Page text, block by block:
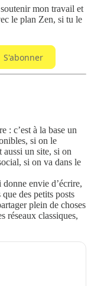
mon travail et
le plan Zen, si tu le
S'abonner
: c’est à la base un
si on le
aussi un site, si on
si on va dans le
envie d’écrire,
des petits posts
plein de choses
réseaux classiques,